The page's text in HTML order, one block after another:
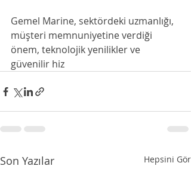
Gemel Marine, sektördeki uzmanlığı,
müşteri memnuniyetine verdiği
önem, teknolojik yenilikler ve
güvenilir hiz
Son Yazılar Hepsini Gör